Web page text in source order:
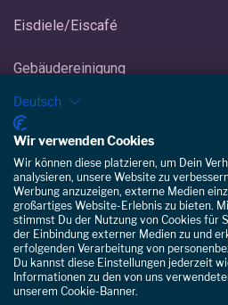
Eisdiele/Eiscafé
Gebäudereinigung
© Copyright 2026
Staffomatic hat 4,28
|63Bewertungen auf
Deutsch
Wir verwenden Cookies
Wir können diese platzieren, um Dein
analysieren, unsere Website zu
Werbung anzuzeigen, externe Medien
großartiges Website-Erlebnis zu bieten.
stimmst Du der Nutzung von Cookies für
der Einbindung externer Medien zu und
erfolgenden Verarbeitung von
Du kannst diese Einstellungen jederzeit
Informationen zu den von uns
unserem Cookie-Banner.